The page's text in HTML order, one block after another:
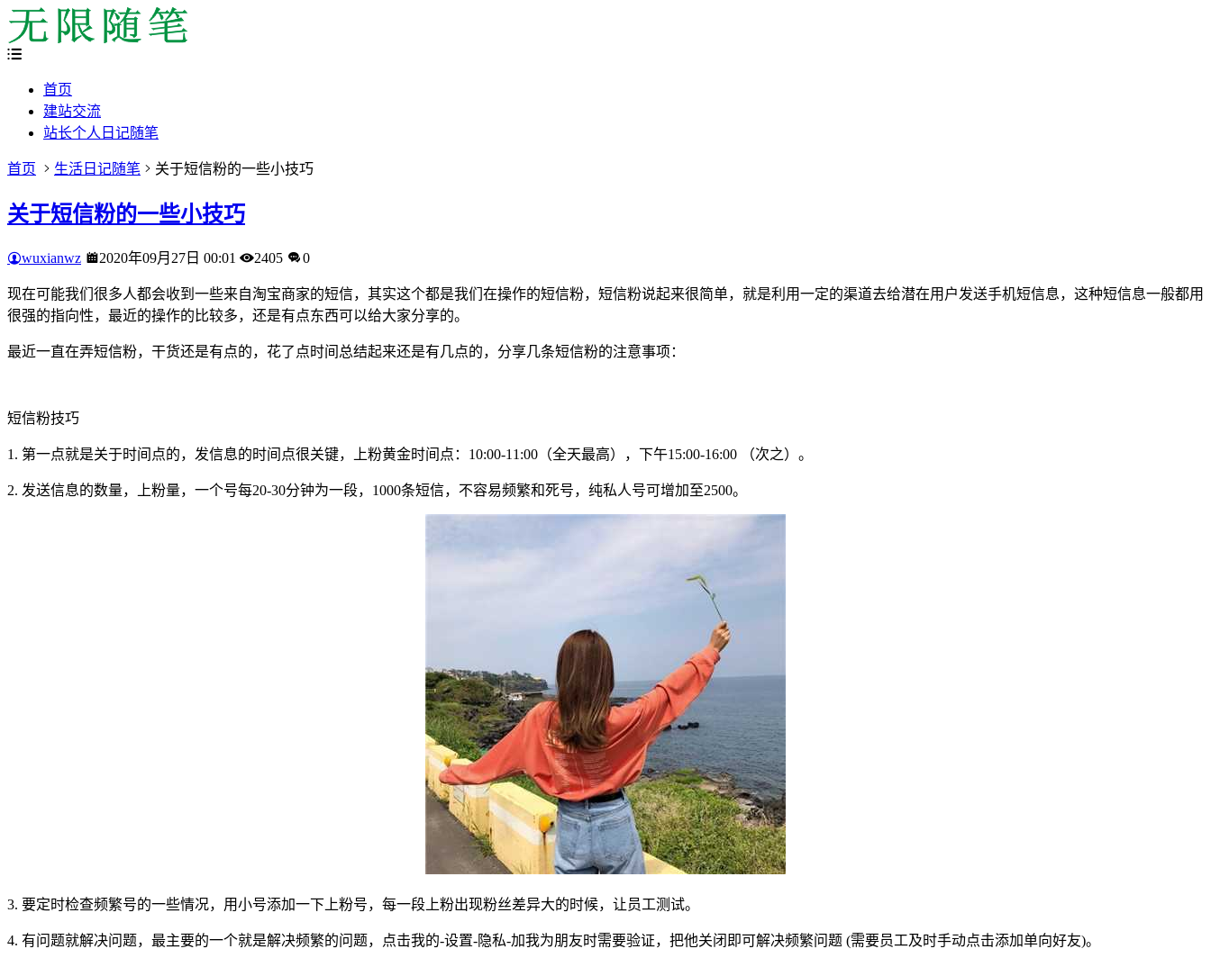
首页
建站交流
站长个人日记随笔
首页 生活日记随笔 关于短信粉的一些小技巧
关于短信粉的一些小技巧
wuxianwz 2020年09月27日 00:01 2405 0
现在可能我们很多人都会收到一些来自淘宝商家的短信，其实这个都是我们在操作的短信粉，短信粉说起来很简单，就是利用一定的渠道去给潜在用户发送手机短信息，这种短信息一般都用
很强的指向性，最近的操作的比较多，还是有点东西可以给大家分享的。
最近一直在弄短信粉，干货还是有点的，花了点时间总结起来还是有几点的，分享几条短信粉的注意事项：
短信粉技巧
1. 第一点就是关于时间点的，发信息的时间点很关键，上粉黄金时间点：10:00-11:00（全天最高），下午15:00-16:00 （次之）。
2. 发送信息的数量，上粉量，一个号每20-30分钟为一段，1000条短信，不容易频繁和死号，纯私人号可增加至2500。
3. 要定时检查频繁号的一些情况，用小号添加一下上粉号，每一段上粉出现粉丝差异大的时候，让员工测试。
4. 有问题就解决问题，最主要的一个就是解决频繁的问题，点击我的-设置-隐私-加我为朋友时需要验证，把他关闭即可解决频繁问题 (需要员工及时手动点击添加单向好友)。